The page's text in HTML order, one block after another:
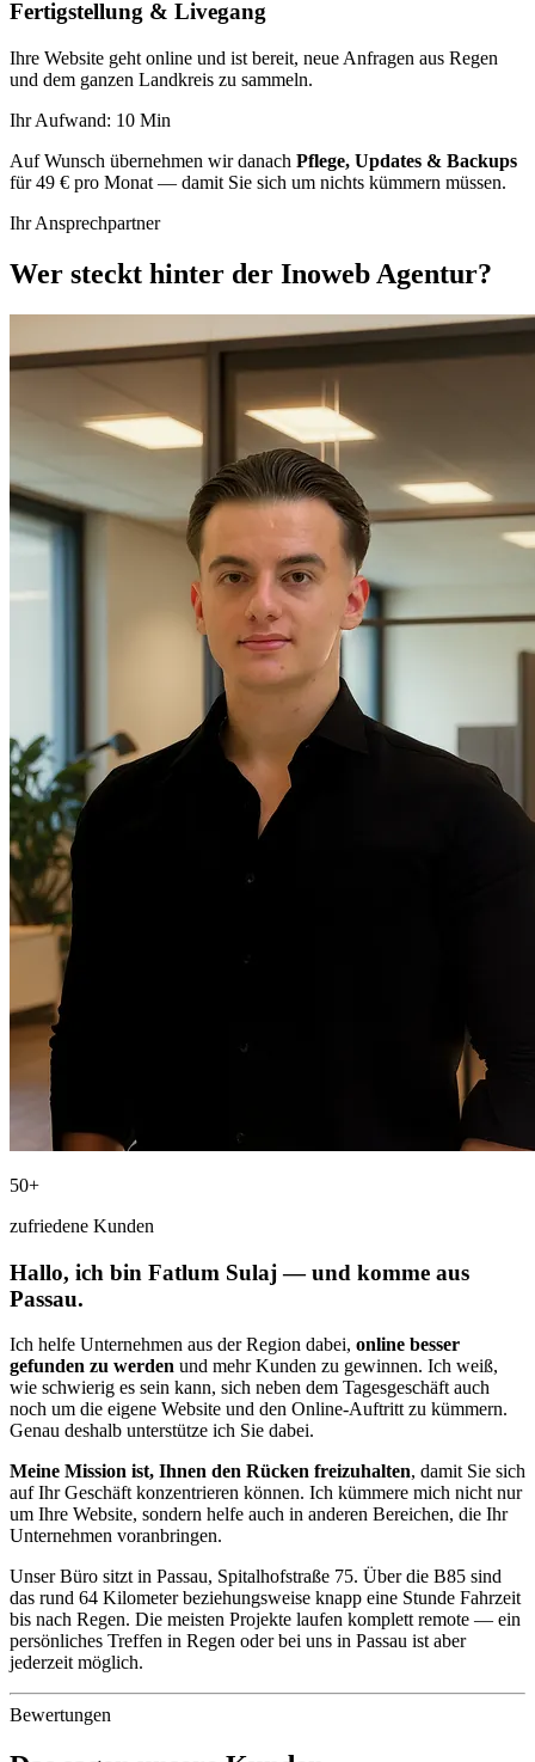
Fertigstellung & Livegang
Ihre Website geht online und ist bereit, neue Anfragen aus Regen
und dem ganzen Landkreis zu sammeln.
Ihr Aufwand: 10 Min
Auf Wunsch übernehmen wir danach Pflege, Updates & Backups
für 49 € pro Monat — damit Sie sich um nichts kümmern müssen.
Ihr Ansprechpartner
Wer steckt hinter der Inoweb Agentur?
50+
zufriedene Kunden
Hallo, ich bin Fatlum Sulaj — und komme aus
Passau.
Ich helfe Unternehmen aus der Region dabei, online besser
gefunden zu werden und mehr Kunden zu gewinnen. Ich weiß,
wie schwierig es sein kann, sich neben dem Tagesgeschäft auch
noch um die eigene Website und den Online-Auftritt zu kümmern.
Genau deshalb unterstütze ich Sie dabei.
Meine Mission ist, Ihnen den Rücken freizuhalten, damit Sie sich
auf Ihr Geschäft konzentrieren können. Ich kümmere mich nicht nur
um Ihre Website, sondern helfe auch in anderen Bereichen, die Ihr
Unternehmen voranbringen.
Unser Büro sitzt in Passau, Spitalhofstraße 75. Über die B85 sind
das rund 64 Kilometer beziehungsweise knapp eine Stunde Fahrzeit
bis nach Regen. Die meisten Projekte laufen komplett remote — ein
persönliches Treffen in Regen oder bei uns in Passau ist aber
jederzeit möglich.
Bewertungen